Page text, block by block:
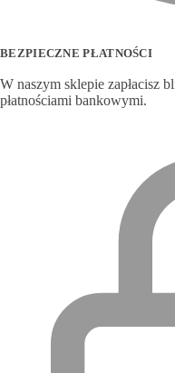
BEZPIECZNE PŁATNOŚCI
W naszym sklepie zapłacisz
płatnościami bankowymi.